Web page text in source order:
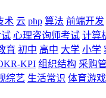
术 云 php 算法 前端开发
心理咨询师考试 计算
育 初中 高中 大学 小学
KPI 组织结构 采购
综艺 生活常识 体育游戏